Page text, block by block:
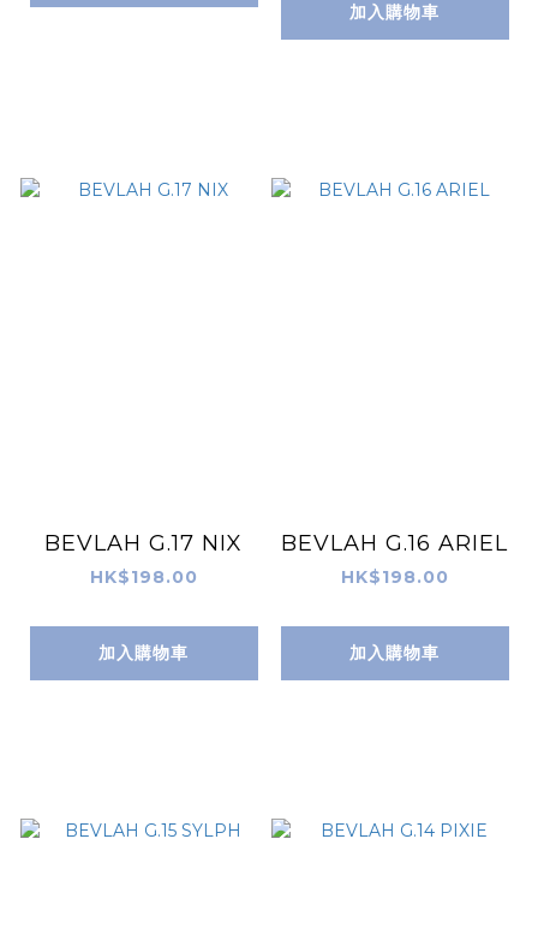
加入購物車
BEVLAH G.17 NIX
HK$198.00
加入購物車
BEVLAH G.16 ARIEL
HK$198.00
加入購物車